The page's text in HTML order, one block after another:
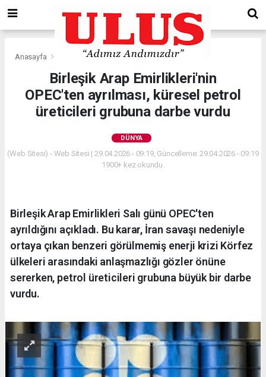
Anasayfa
Birleşik Arap Emirlikleri'nin
OPEC'ten ayrılması, küresel petrol
üreticileri grubuna darbe vurdu
DÜNYA
(Web Sitesi) - Web Sitesi | 29.04.2026 - 09:19, Güncelleme: 29.04.2026 - 09:19
1900+ kez okundu.
Birleşik Arap Emirlikleri Salı günü OPEC'ten
ayrıldığını açıkladı. Bu karar, İran savaşı nedeniyle
ortaya çıkan benzeri görülmemiş enerji krizi Körfez
ülkeleri arasındaki anlaşmazlığı gözler önüne
sererken, petrol üreticileri grubuna büyük bir darbe
vurdu.